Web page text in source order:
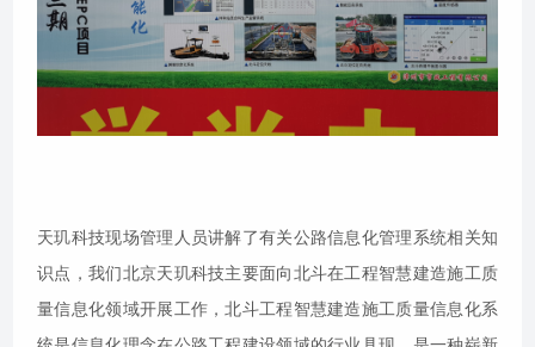
天玑科技现场管理人员讲解了有关公路信息化管理系统相关知
识点，我们北京天玑科技主要面向北斗在工程智慧建造施工质
量信息化领域开展工作，北斗工程智慧建造施工质量信息化系